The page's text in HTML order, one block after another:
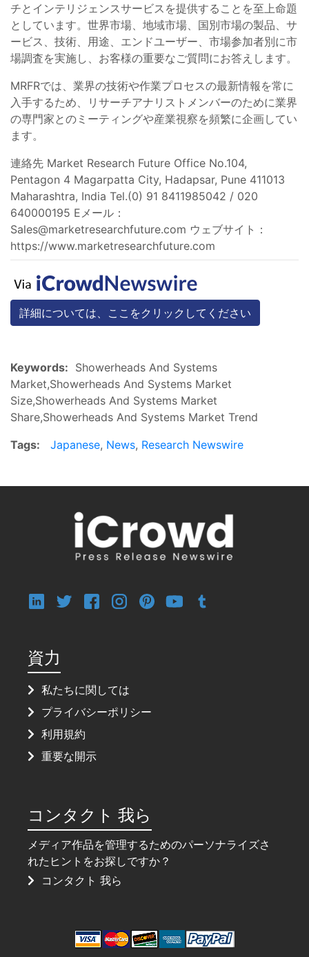
チとインテリジェンスサービスを提供することを至上命題
としています。世界市場、地域市場、国別市場の製品、サ
ービス、技術、用途、エンドユーザー、市場参加者別に市
場調査を実施し、お客様の重要なご質問にお答えします。
MRFRでは、業界の技術や作業プロセスの最新情報を常に
入手するため、リサーチアナリストメンバーのために業界
の専門家とのミーティングや産業視察を頻繁に企画してい
ます。
連絡先 Market Research Future Office No.104,
Pentagon 4 Magarpatta City, Hadapsar, Pune 411013
Maharashtra, India Tel.(0) 91 8411985042 / 020
640000195 Eメール：
Sales@marketresearchfuture.com ウェブサイト：
https://www.marketresearchfuture.com
詳細については、ここをクリックしてください
Keywords: Showerheads And Systems
Market,Showerheads And Systems Market
Size,Showerheads And Systems Market
Share,Showerheads And Systems Market Trend
Tags:
Japanese, News, Research Newswire
資力
私たちに関しては
プライバシーポリシー
利用規約
重要な開示
コンタクト 我ら
メディア作品を管理するためのパーソナライズさ
れたヒントをお探しですか？
コンタクト 我ら